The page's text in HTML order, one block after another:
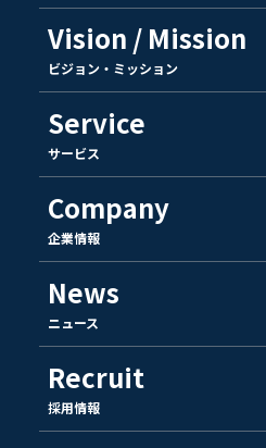
Vision / Mission
ビジョン・ミッション
Service
サービス
Company
企業情報
News
ニュース
Recruit
採用情報